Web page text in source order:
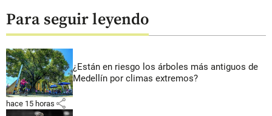
Para seguir leyendo
¿Están en riesgo los árboles más antiguos de
Medellín por climas extremos?
hace 15 horas share